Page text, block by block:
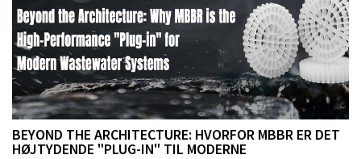
BEYOND THE ARCHITECTURE: HVORFOR MBBR ER DET
HØJTYDENDE "PLUG-IN" TIL MODERNE